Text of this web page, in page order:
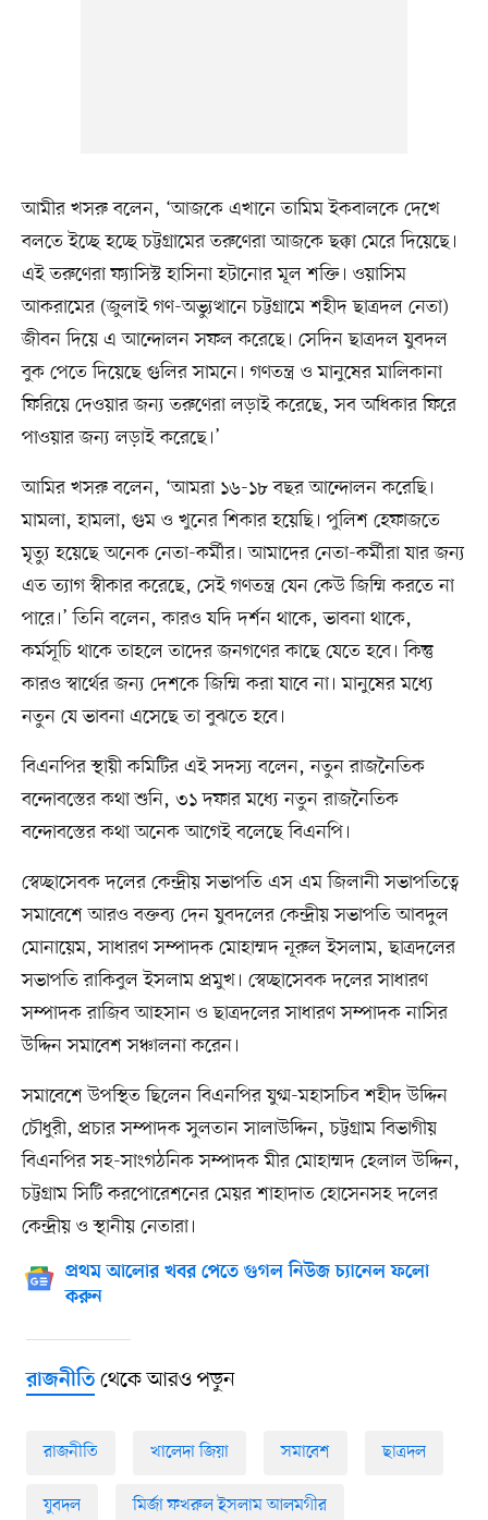
আমীর খসরু বলেন, ‘আজকে এখানে তামিম ইকবালকে দেখে
বলতে ইচ্ছে হচ্ছে চট্টগ্রামের তরুণেরা আজকে ছক্কা মেরে দিয়েছে।
এই তরুণেরা ফ্যাসিস্ট হাসিনা হটানোর মূল শক্তি। ওয়াসিম
আকরামের (জুলাই গণ-অভ্যুত্থানে চট্টগ্রামে শহীদ ছাত্রদল নেতা)
জীবন দিয়ে এ আন্দোলন সফল করেছে। সেদিন ছাত্রদল যুবদল
বুক পেতে দিয়েছে গুলির সামনে। গণতন্ত্র ও মানুষের মালিকানা
ফিরিয়ে দেওয়ার জন্য তরুণেরা লড়াই করেছে, সব অধিকার ফিরে
পাওয়ার জন্য লড়াই করেছে।’
আমির খসরু বলেন, ‘আমরা ১৬-১৮ বছর আন্দোলন করেছি।
মামলা, হামলা, গুম ও খুনের শিকার হয়েছি। পুলিশ হেফাজতে
মৃত্যু হয়েছে অনেক নেতা-কর্মীর। আমাদের নেতা-কর্মীরা যার জন্য
এত ত্যাগ স্বীকার করেছে, সেই গণতন্ত্র যেন কেউ জিম্মি করতে না
পারে।’ তিনি বলেন, কারও যদি দর্শন থাকে, ভাবনা থাকে,
কর্মসূচি থাকে তাহলে তাদের জনগণের কাছে যেতে হবে। কিন্তু
কারও স্বার্থের জন্য দেশকে জিম্মি করা যাবে না। মানুষের মধ্যে
নতুন যে ভাবনা এসেছে তা বুঝতে হবে।
বিএনপির স্থায়ী কমিটির এই সদস্য বলেন, নতুন রাজনৈতিক
বন্দোবস্তের কথা শুনি, ৩১ দফার মধ্যে নতুন রাজনৈতিক
বন্দোবস্তের কথা অনেক আগেই বলেছে বিএনপি।
স্বেচ্ছাসেবক দলের কেন্দ্রীয় সভাপতি এস এম জিলানী সভাপতিত্বে
সমাবেশে আরও বক্তব্য দেন যুবদলের কেন্দ্রীয় সভাপতি আবদুল
মোনায়েম, সাধারণ সম্পাদক মোহাম্মদ নূরুল ইসলাম, ছাত্রদলের
সভাপতি রাকিবুল ইসলাম প্রমুখ। স্বেচ্ছাসেবক দলের সাধারণ
সম্পাদক রাজিব আহসান ও ছাত্রদলের সাধারণ সম্পাদক নাসির
উদ্দিন সমাবেশ সঞ্চালনা করেন।
সমাবেশে উপস্থিত ছিলেন বিএনপির যুগ্ম-মহাসচিব শহীদ উদ্দিন
চৌধুরী, প্রচার সম্পাদক সুলতান সালাউদ্দিন, চট্টগ্রাম বিভাগীয়
বিএনপির সহ-সাংগঠনিক সম্পাদক মীর মোহাম্মদ হেলাল উদ্দিন,
চট্টগ্রাম সিটি করপোরেশনের মেয়র শাহাদাত হোসেনসহ দলের
কেন্দ্রীয় ও স্থানীয় নেতারা।
প্রথম আলোর খবর পেতে গুগল নিউজ চ্যানেল ফলো
করুন
রাজনীতিথেকে আরও পড়ুন
রাজনীতি খালেদা জিয়া সমাবেশ ছাত্রদল
যুবদল মির্জা ফখরুল ইসলাম আলমগীর